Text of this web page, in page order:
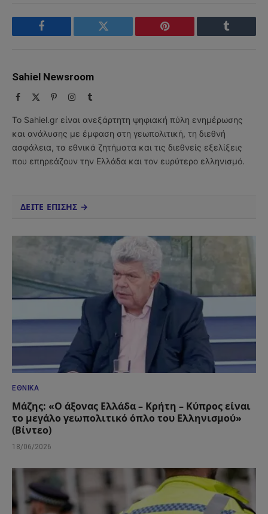
Facebook Twitter Pinterest Tumblr
Sahiel Newsroom
Facebook PinterestInstagram
Tumblr
Το Sahiel.gr είναι ανεξάρτητη ψηφιακή πύλη ενημέρωσης
και ανάλυσης με έμφαση στη γεωπολιτική, τη διεθνή
ασφάλεια, τα εθνικά ζητήματα και τις διεθνείς εξελίξεις
που επηρεάζουν την Ελλάδα και τον ευρύτερο ελληνισμό.
ΔΕΙΤΕ ΕΠΙΣΗΣ →
ΕΘΝΙΚΆ
Μάζης: «Ο άξονας Ελλάδα – Κρήτη – Κύπρος είναι
το μεγάλο γεωπολιτικό όπλο του Ελληνισμού»
(Βίντεο)
18/06/2026